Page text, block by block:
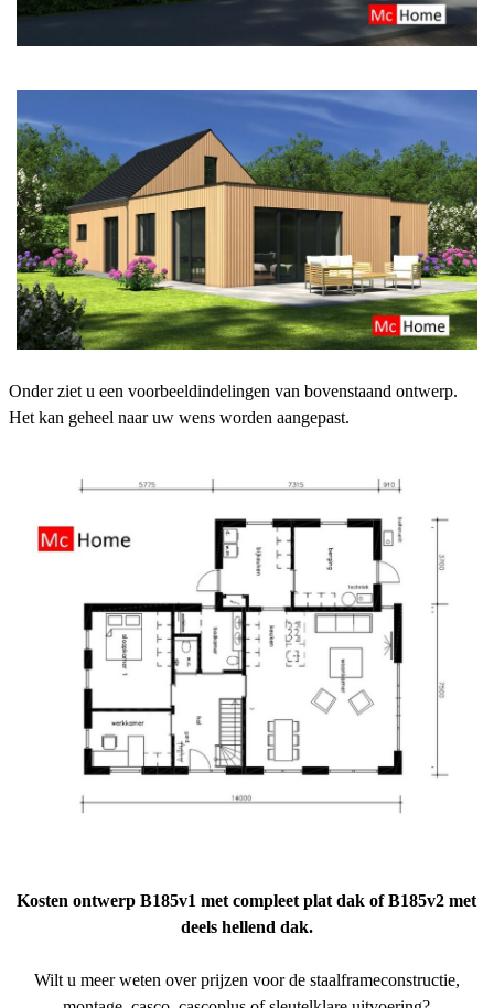
Onder ziet u een voorbeeldindelingen van bovenstaand ontwerp.
Het kan geheel naar uw wens worden aangepast.
Kosten ontwerp B185v1 met compleet plat dak of B185v2 met
deels hellend dak.
Wilt u meer weten over prijzen voor de staalframeconstructie,